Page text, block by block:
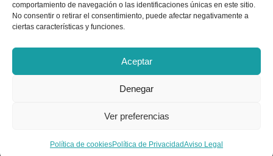
comportamiento de navegación o las identificaciones únicas en este sitio.
No consentir o retirar el consentimiento, puede afectar negativamente a
ciertas características y funciones.
Aceptar
Denegar
Ver preferencias
Política de cookiesPolítica de PrivacidadAviso Legal